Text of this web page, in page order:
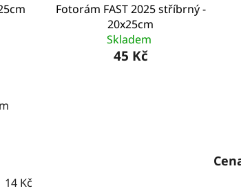
Fotorám FAST 2025 stříbrný -
20x25cm
Skladem
45 Kč
14 Kč